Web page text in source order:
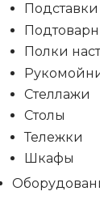
Полки
Стеллажи
Столы
Тележки
Шкафы